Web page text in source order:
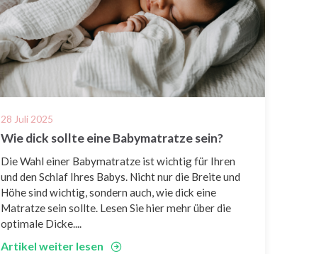
28 Juli 2025
Wie dick sollte eine Babymatratze sein?
Die Wahl einer Babymatratze ist wichtig für Ihren
und den Schlaf Ihres Babys. Nicht nur die Breite und
Höhe sind wichtig, sondern auch, wie dick eine
Matratze sein sollte. Lesen Sie hier mehr über die
optimale Dicke....
Artikel weiter lesen